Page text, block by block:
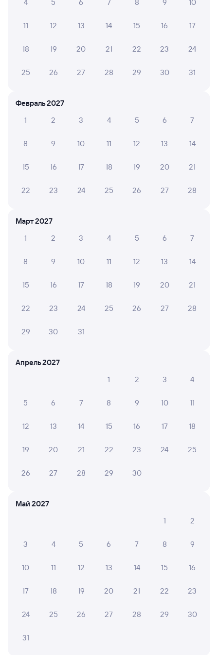
Орёл
Москва Киевская
23:37 08:40
Дни следования ближайшие: 5, 6, 7 августа Маршрут
Купе Плацкарт
084С Проходящий 8,1
из Адлера
Москва
23:37 08:40
от 2 ⁠171 ⁠₽ 2 ⁠629 ⁠₽ 7 ⁠412 ⁠₽
Выберите дату
Орёл
9 ч 28 м в пути
Дни следования
Найдём билет на поезд за вас
Измайлово Бета
3 ⁠799 ⁠₽
Отель Shelterz
4 5 6 7 8 9 10
11 12 13 14 15 16 17
18 19 20 21 22 23 24
25 26 27 28 29 30 31
Февраль 2027
1
2 3 4 5 6 7
8 9 10 11 12 13 14
15 16 17 18 19 20 21
22 23 24 25 26 27 28
Март 2027
1
2 3 4 5 6 7
8 9 10 11 12 13 14
15 16 17 18 19 20 21
22 23 24 25 26 27 28
29 30 31
Апрель 2027
1
2 3 4
5 6 7 8 9 10 11
12 13 14 15 16 17 18
19 20 21 22 23 24 25
26 27 28 29 30
Май 2027
1
2
3 4 5 6 7 8 9
10 11 12 13 14 15 16
17 18 19 20 21 22 23
24 25 26 27 28 29 30
31